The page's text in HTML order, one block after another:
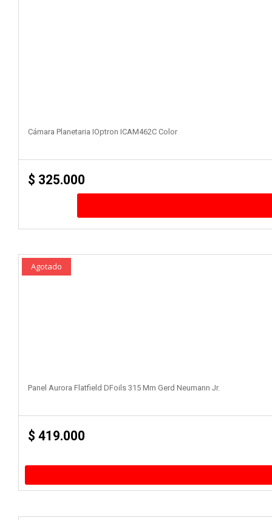
Cámara Planetaria IOptron ICAM462C Color
$ 325.000
Agotado
Panel Aurora Flatfield DFoils 315 Mm Gerd Neumann Jr.
$ 419.000